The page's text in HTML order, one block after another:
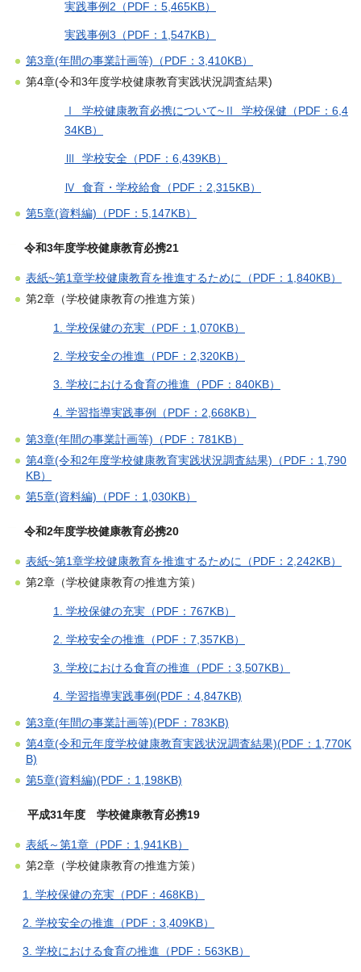
実践事例2（PDF：5,465KB）
実践事例3（PDF：1,547KB）
第3章(年間の事業計画等)（PDF：3,410KB）
第4章(令和3年度学校健康教育実践状況調査結果)
Ⅰ 学校健康教育必携について~Ⅱ 学校保健（PDF：6,4
34KB）
Ⅲ 学校安全（PDF：6,439KB）
Ⅳ 食育・学校給食（PDF：2,315KB）
第5章(資料編)（PDF：5,147KB）
令和3年度学校健康教育必携21
表紙~第1章学校健康教育を推進するために（PDF：1,840KB）
第2章（学校健康教育の推進方策）
1. 学校保健の充実（PDF：1,070KB）
2. 学校安全の推進（PDF：2,320KB）
3. 学校における食育の推進（PDF：840KB）
4. 学習指導実践事例（PDF：2,668KB）
第3章(年間の事業計画等)（PDF：781KB）
第4章(令和2年度学校健康教育実践状況調査結果)（PDF：1,790
KB）
第5章(資料編)（PDF：1,030KB）
令和2年度学校健康教育必携20
表紙~第1章学校健康教育を推進するために（PDF：2,242KB）
第2章（学校健康教育の推進方策）
1. 学校保健の充実（PDF：767KB）
2. 学校安全の推進（PDF：7,357KB）
3. 学校における食育の推進（PDF：3,507KB）
4. 学習指導実践事例(PDF：4,847KB)
第3章(年間の事業計画等)(PDF：783KB)
第4章(令和元年度学校健康教育実践状況調査結果)(PDF：1,770K
B)
第5章(資料編)(PDF：1,198KB)
平成31年度 学校健康教育必携19
表紙～第1章（PDF：1,941KB）
第2章（学校健康教育の推進方策）
1. 学校保健の充実（PDF：468KB）
2. 学校安全の推進（PDF：3,409KB）
3. 学校における食育の推進（PDF：563KB）